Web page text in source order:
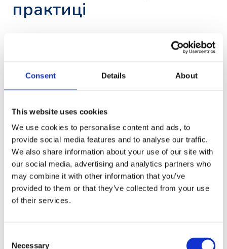
Consent Details About
This website uses cookies
We use cookies to personalise content and ads, to
provide social media features and to analyse our traffic.
We also share information about your use of our site with
our social media, advertising and analytics partners who
may combine it with other information that you’ve
provided to them or that they’ve collected from your use
of their services.
Necessary
практиці
Ви дізнаєтеся, чому виникають
до, під час, і після
на кожному рівні:
1 Я (особистий рівень)
Що можна зробити, навіть якщо ви не
маєте формальної влади для
глобальних змін
2 Ми (командний рівень)
Як покращити взаємодію всіх